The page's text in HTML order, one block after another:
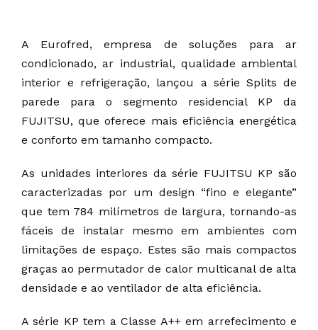
A Eurofred, empresa de soluções para ar
condicionado, ar industrial, qualidade ambiental
interior e refrigeração, lançou a série Splits de
parede para o segmento residencial KP da
FUJITSU, que oferece mais eficiência energética
e conforto em tamanho compacto.
As unidades interiores da série FUJITSU KP são
caracterizadas por um design “fino e elegante”
que tem 784 milímetros de largura, tornando-as
fáceis de instalar mesmo em ambientes com
limitações de espaço. Estes são mais compactos
graças ao permutador de calor multicanal de alta
densidade e ao ventilador de alta eficiência.
A série KP tem a Classe A++ em arrefecimento e